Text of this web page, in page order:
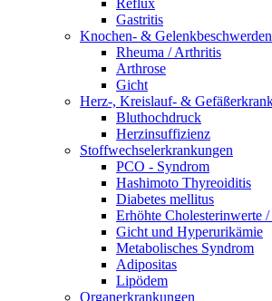
Reflux
Gastritis
Knochen- & Gelenkbeschwerden
Rheuma / Arthritis
Arthrose
Gicht
Herz-, Kreislauf- &
Bluthochdruck
Herzinsuffizienz
Stoffwechselerkrankungen
PCO - Syndrom
Hashimoto Thyreoiditis
Diabetes mellitus
Erhöhte Cholesterinwerte
Gicht und Hyperurikämie
Metabolisches Syndrom
Adipositas
Lipödem
Organerkrankungen